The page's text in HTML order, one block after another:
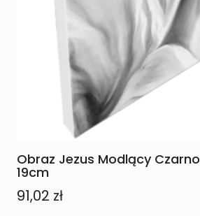
Obraz Jezus Modlący Czarno
19cm
91,02 zł